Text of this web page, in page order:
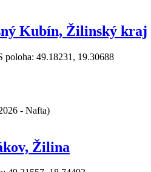
Kubín, Žilinský kraj
poloha: 49.18231, 19.30688
- Nafta)
Žilina